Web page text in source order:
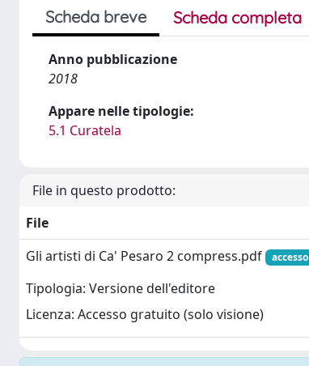
Scheda breve Scheda completa
Anno pubblicazione
2018
Appare nelle tipologie:
5.1 Curatela
File in questo prodotto:
File
Gli artisti di Ca' Pesaro 2 compress.pdf
Tipologia: Versione dell'editore
Licenza: Accesso gratuito (solo visione)